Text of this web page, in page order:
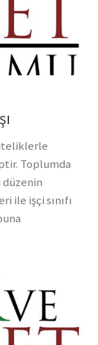
Toplumda
ile işçi sınıfı